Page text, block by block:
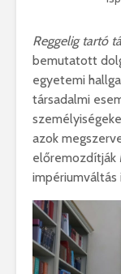
Reggelig tartó
bemutatott
egyetemi
társadalmi
azok
előremozdítják
impériumváltás